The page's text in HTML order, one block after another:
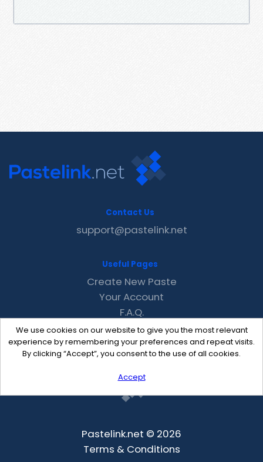
We use cookies on our website to give you the most relevant
experience by remembering your preferences and repeat visits.
By clicking “Accept”, you consent to the use of all cookies.
Accept
Contact Us
support@pastelink.net
Useful Pages
Create New Paste
Your Account
F.A.Q.
Recent
Contact
Pastelink.net © 2026
Terms & Conditions